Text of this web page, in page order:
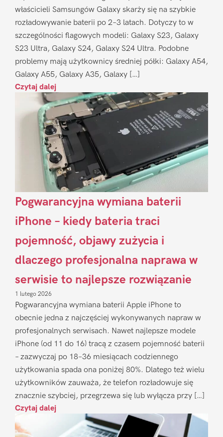
właścicieli Samsungów Galaxy skarży się na szybkie
rozładowywanie baterii po 2–3 latach. Dotyczy to w
szczególności flagowych modeli: Galaxy S23, Galaxy
S23 Ultra, Galaxy S24, Galaxy S24 Ultra. Podobne
problemy mają użytkownicy średniej półki: Galaxy A54,
Galaxy A55, Galaxy A35, Galaxy […]
Czytaj dalej
Pogwarancyjna wymiana baterii
iPhone – kiedy bateria traci
pojemność, objawy zużycia i
dlaczego profesjonalna naprawa w
serwisie to najlepsze rozwiązanie
1 lutego 2026
Pogwarancyjna wymiana baterii Apple iPhone to
obecnie jedna z najczęściej wykonywanych napraw w
profesjonalnych serwisach. Nawet najlepsze modele
iPhone (od 11 do 16) tracą z czasem pojemność baterii
– zazwyczaj po 18–36 miesiącach codziennego
użytkowania spada ona poniżej 80%. Dlatego też wielu
użytkowników zauważa, że telefon rozładowuje się
znacznie szybciej, przegrzewa się lub wyłącza przy […]
Czytaj dalej